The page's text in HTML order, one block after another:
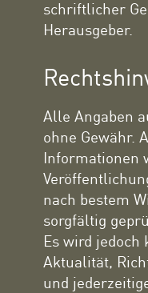
schriftlicher
Herausgeber.
Alle Angaben
ohne Gewähr.
Informationen
nach bestem
sorgfältig
Es wird jedoch
Aktualität,
und